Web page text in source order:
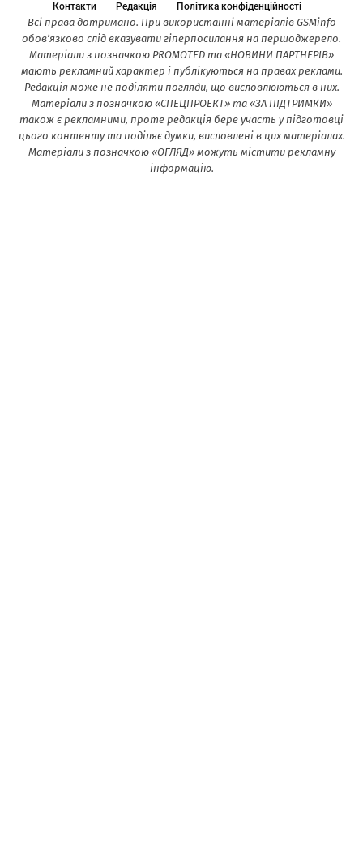
Контакти Редакція Політика конфіденційності
Всі права дотримано. При використанні матеріалів GSMinfo
обов’язково слід вказувати гіперпосилання на першоджерело.
Матеріали з позначкою PROMOTED та «НОВИНИ ПАРТНЕРІВ»
мають рекламний характер і публікуються на правах реклами.
Редакція може не поділяти погляди, що висловлюються в них.
Матеріали з позначкою «СПЕЦПРОЕКТ» та «ЗА ПІДТРИМКИ»
також є рекламними, проте редакція бере участь у підготовці
цього контенту та поділяє думки, висловлені в цих матеріалах.
Матеріали з позначкою «ОГЛЯД» можуть містити рекламну
інформацію.